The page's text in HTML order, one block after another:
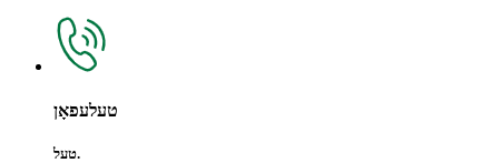
טעלעפאָן
טעל.